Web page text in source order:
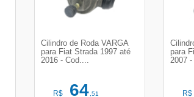
Cilindro de Roda VARGA
para Fiat Strada 1997 até
2016 - Cod....
R$ 64,51
para
2007
R$